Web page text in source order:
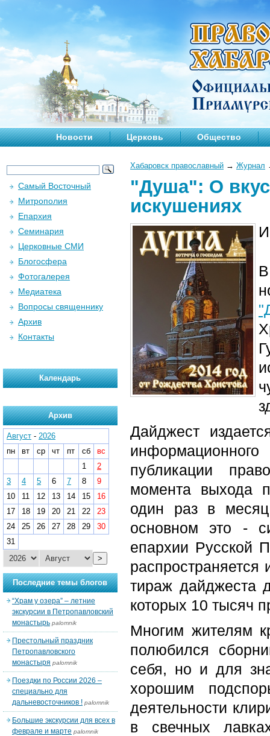
Новости Церковь Общество
Хабаровск православный → Журнал
"Душа": О
искушениях
Дайджест
публикации
момента выхода
один раз в
основном это -
епархии Русской
тираж дайджеста
которых 10 тысяч
Многим жителям
полюбился
себя, но и для
хорошим
деятельности
в свечных
Самый Восточный
Митрополия
Епархия
Семинария
Церковные СМИ
Блогосфера
Фотогалерея
Медиатека
Вопросы священнику
Архив
Контакты
Календарь
Архив
Август - 2026
пн
вт ср чт пт сб
вс
1
2
3
4 5 6 7 8
9
10
11 12 13 14 15
16
17
18 19 20 21 22
23
24
25 26 27 28 29
30
31
>
Последние темы блогов
“Храм у озера” – летние
экскурсии в Петропавловский
монастырь palomnik
Престольный праздник
Петропавловского
монастыря palomnik
Поездки по России 2026 –
специально для
дальневосточников ! palomnik
Большие экскурсии для всех в
феврале и марте palomnik